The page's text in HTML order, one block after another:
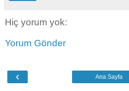
Hiç yorum yok:
Yorum Gönder
‹ Ana Sayfa